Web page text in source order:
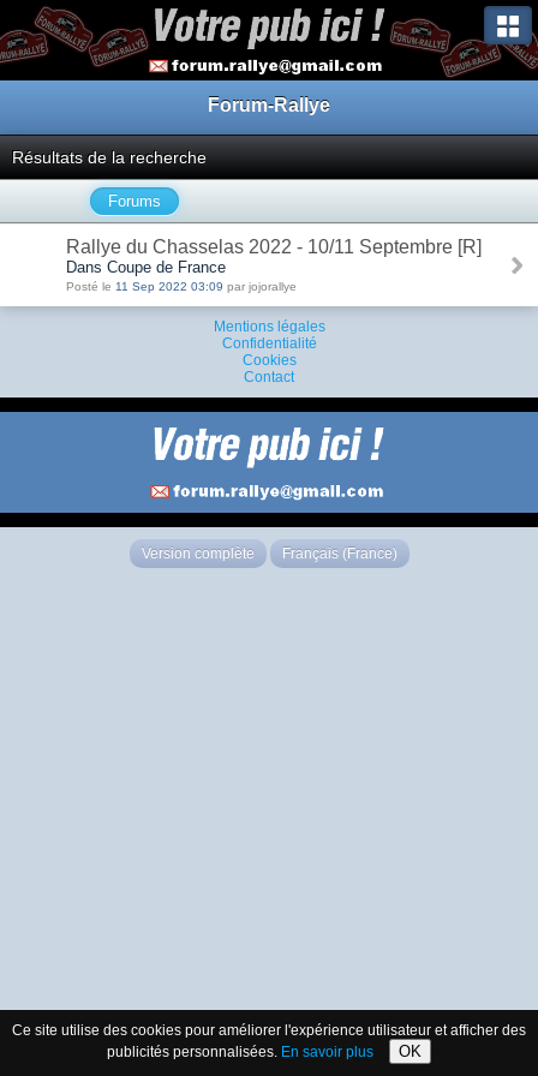
Forum-Rallye
Résultats de la recherche
Forums
Rallye du Chasselas 2022 - 10/11 Septembre [R]
Dans Coupe de France
Posté le 11 Sep 2022 03:09 par jojorallye
Mentions légales
Confidentialité
Cookies
Contact
Version complète Français (France)
Ce site utilise des cookies pour améliorer l'expérience utilisateur et afficher des
publicités personnalisées. En savoir plus OK